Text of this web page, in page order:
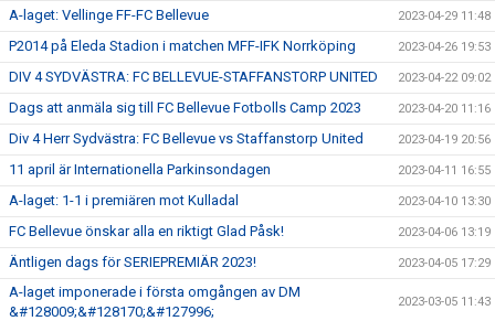
A-laget: Vellinge FF-FC Bellevue 2023-04-29 11:48
P2014 på Eleda Stadion i matchen MFF-IFK Norrköping 2023-04-26 19:53
DIV 4 SYDVÄSTRA: FC BELLEVUE-STAFFANSTORP UNITED 2023-04-22 09:02
Dags att anmäla sig till FC Bellevue Fotbolls Camp 2023 2023-04-20 11:16
Div 4 Herr Sydvästra: FC Bellevue vs Staffanstorp United 2023-04-19 20:56
11 april är Internationella Parkinsondagen 2023-04-11 16:55
A-laget: 1-1 i premiären mot Kulladal 2023-04-10 13:30
FC Bellevue önskar alla en riktigt Glad Påsk! 2023-04-06 13:19
Äntligen dags för SERIEPREMIÄR 2023! 2023-04-05 17:29
A-laget imponerade i första omgången av DM
&#128009;&#128170;&#127996;
2023-03-05 11:43